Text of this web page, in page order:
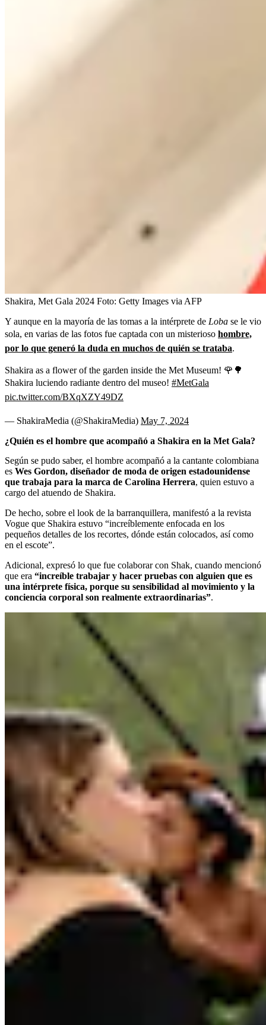
Shakira, Met Gala 2024 Foto: Getty Images via AFP
Y aunque en la mayoría de las tomas a la intérprete de Loba se le vio
sola, en varias de las fotos fue captada con un misterioso hombre,
por lo que generó la duda en muchos de quién se trataba.
Shakira as a flower of the garden inside the Met Museum! 🌹🌳
Shakira luciendo radiante dentro del museo! #MetGala
pic.twitter.com/BXqXZY49DZ
— ShakiraMedia (@ShakiraMedia) May 7, 2024
¿Quién es el hombre que acompañó a Shakira en la Met Gala?
Según se pudo saber, el hombre acompañó a la cantante colombiana
es Wes Gordon, diseñador de moda de origen estadounidense
que trabaja para la marca de Carolina Herrera, quien estuvo a
cargo del atuendo de Shakira.
De hecho, sobre el look de la barranquillera, manifestó a la revista
Vogue que Shakira estuvo “increíblemente enfocada en los
pequeños detalles de los recortes, dónde están colocados, así como
en el escote”.
Adicional, expresó lo que fue colaborar con Shak, cuando mencionó
que era “increíble trabajar y hacer pruebas con alguien que es
una intérprete física, porque su sensibilidad al movimiento y la
conciencia corporal son realmente extraordinarias”.